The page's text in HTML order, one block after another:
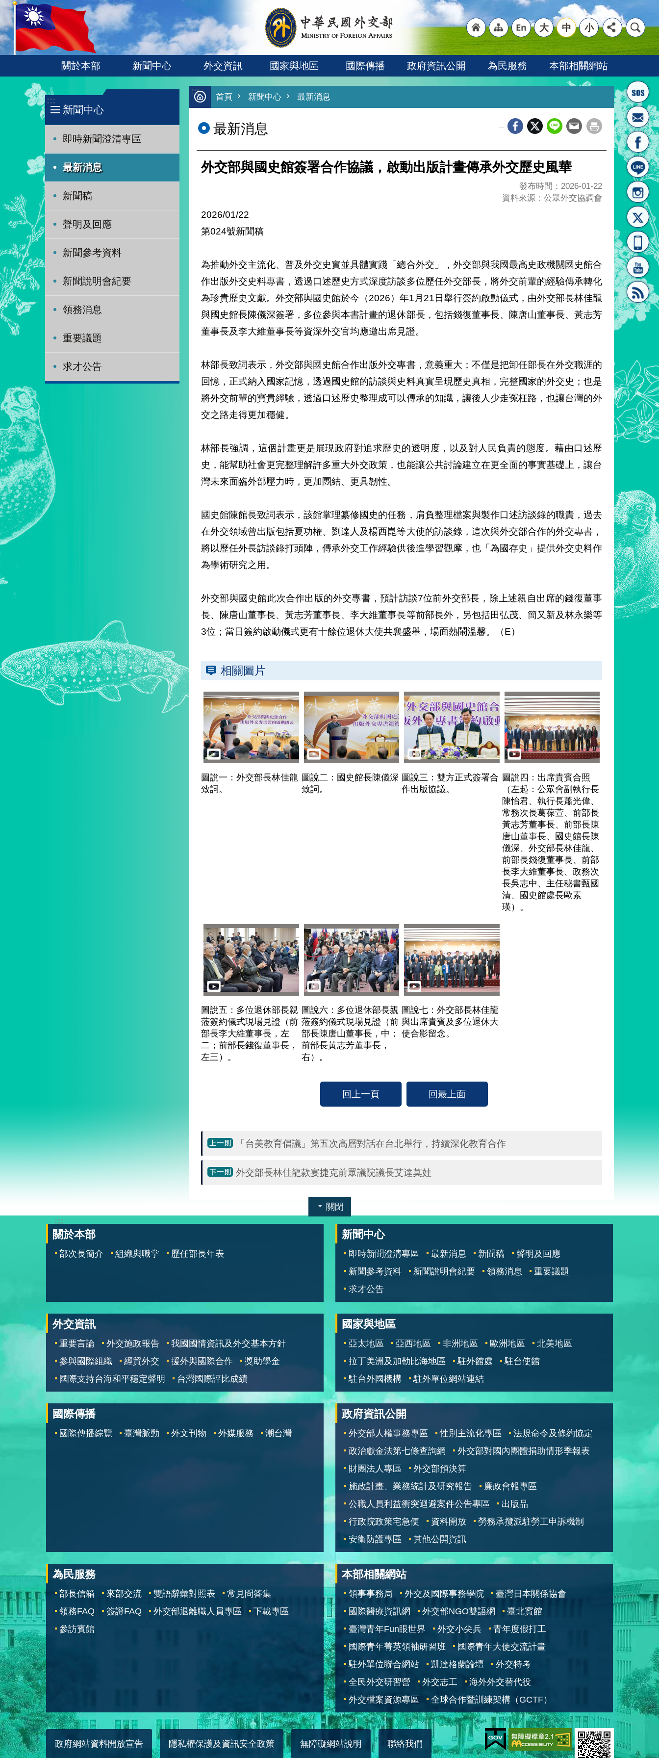
跳到主要內容區塊
:::
首頁
結]"
"網
站導
[連
"英
文語
大 中 小
關於本部 新聞中心 外交資訊 國家與地區 國際傳播 政府資訊公開 為民服務 本部相關網站
:::
新聞中心
即時新聞澄清專區
最新消息
新聞稿
聲明及回應
新聞參考資料
新聞說明會紀要
領務消息
重要議題
求才公告
:::
首頁 新聞中心 最新消息
最新消息
外交部與國史館簽署合作協議，啟動出版計畫傳承外交歷史風華
發布時間：2026-01-22
資料來源：公眾外交協調會
2026/01/22
第024號新聞稿
為推動外交主流化、普及外交史實並具體實踐「總合外交」，外交部與我國最高史政機關國史館合
作出版外交史料專書，透過口述歷史方式深度訪談多位歷任外交部長，將外交前輩的經驗傳承轉化
為珍貴歷史文獻。外交部與國史館於今（2026）年1月21日舉行簽約啟動儀式，由外交部長林佳龍
與國史館長陳儀深簽署，多位參與本書計畫的退休部長，包括錢復董事長、陳唐山董事長、黃志芳
董事長及李大維董事長等資深外交官均應邀出席見證。
林部長致詞表示，外交部與國史館合作出版外交專書，意義重大；不僅是把卸任部長在外交職涯的
回憶，正式納入國家記憶，透過國史館的訪談與史料真實呈現歷史真相，完整國家的外交史；也是
將外交前輩的寶貴經驗，透過口述歷史整理成可以傳承的知識，讓後人少走冤枉路，也讓台灣的外
交之路走得更加穩健。
林部長強調，這個計畫更是展現政府對追求歷史的透明度，以及對人民負責的態度。藉由口述歷
史，能幫助社會更完整理解許多重大外交政策，也能讓公共討論建立在更全面的事實基礎上，讓台
灣未來面臨外部壓力時，更加團結、更具韌性。
國史館陳館長致詞表示，該館掌理纂修國史的任務，肩負整理檔案與製作口述訪談錄的職責，過去
在外交領域曾出版包括夏功權、劉達人及楊西崑等大使的訪談錄，這次與外交部合作的外交專書，
將以歷任外長訪談錄打頭陣，傳承外交工作經驗供後進學習觀摩，也「為國存史」提供外交史料作
為學術研究之用。
外交部與國史館此次合作出版的外交專書，預計訪談7位前外交部長，除上述親自出席的錢復董事
長、陳唐山董事長、黃志芳董事長、李大維董事長等前部長外，另包括田弘茂、簡又新及林永樂等
3位；當日簽約啟動儀式更有十餘位退休大使共襄盛舉，場面熱鬧溫馨。（E）
相關圖片
圖說一：外交部長林佳龍
致詞。
圖說二：國史館長陳儀深
致詞。
圖說三：雙方正式簽署合
作出版協議。
圖說四：出席貴賓合照
（左起：公眾會副執行長
陳怡君、執行長蕭光偉、
常務次長葛葆萱、前部長
黃志芳董事長、前部長陳
唐山董事長、國史館長陳
儀深、外交部長林佳龍、
前部長錢復董事長、前部
長李大維董事長、政務次
長吳志中、主任秘書甄國
清、國史館處長歐素
瑛）。
圖說五：多位退休部長親
蒞簽約儀式現場見證（前
部長李大維董事長，左
二；前部長錢復董事長，
左三）。
圖說六：多位退休部長親
蒞簽約儀式現場見證（前
部長陳唐山董事長，中；
前部長黃志芳董事長，
右）。
圖說七：外交部長林佳龍
與出席貴賓及多位退休大
使合影留念。
回上一頁 回最上面
「台美教育倡議」第五次高層對話在台北舉行，持續深化教育合作
外交部長林佳龍款宴捷克前眾議院議長艾達莫娃
關閉
:::
關於本部
部次長簡介 組織與職掌 歷任部長年表
新聞中心
即時新聞澄清專區 最新消息 新聞稿
聲明及回應
新聞參考資料
新聞說明會紀要 領務消息
重要議題
求才公告
外交資訊
重要言論 外交施政報告
我國國情資訊及外交基本方針
參與國際組織
經貿外交 援外與國際合作
獎助學金
國際支持台海和平穩定聲明
台灣國際評比成績
國家與地區
亞太地區 亞西地區 非洲地區 歐洲地區
北美地區
拉丁美洲及加勒比海地區
駐外館處
駐台使館
駐台外國機構
駐外單位網站連結
國際傳播
國際傳播綜覽 臺灣脈動 外文刊物 外媒服務 潮台灣
政府資訊公開
外交部人權事務專區 性別主流化專區
法規命令及條約協定
政治獻金法第七條查詢網
外交部對國內團體捐助情形季報表
財團法人專區
外交部預決算
施政計畫、業務統計及研究報告
廉政會報專區
公職人員利益衝突迴避案件公告專區
出版品
行政院政策宅急便
資料開放
勞務承攬派駐勞工申訴機制
安衛防護專區
其他公開資訊
為民服務
部長信箱 來部交流 雙語辭彙對照表
常見問答集
領務FAQ
簽證FAQ 外交部退離職人員專區
下載專區
參訪賓館
本部相關網站
領事事務局 外交及國際事務學院
臺灣日本關係協會
國際醫療資訊網
外交部NGO雙語網
臺北賓館
臺灣青年Fun眼世界
外交小尖兵
青年度假打工
國際青年菁英領袖研習班
國際青年大使交流計畫
駐外單位聯合網站
凱達格蘭論壇
外交特考
全民外交研習營
外交志工
海外外交替代役
外交檔案資源專區
全球合作暨訓練架構（GCTF）
政府網站資料開放宣告 隱私權保護及資訊安全政策 無障礙網站說明 聯絡我們